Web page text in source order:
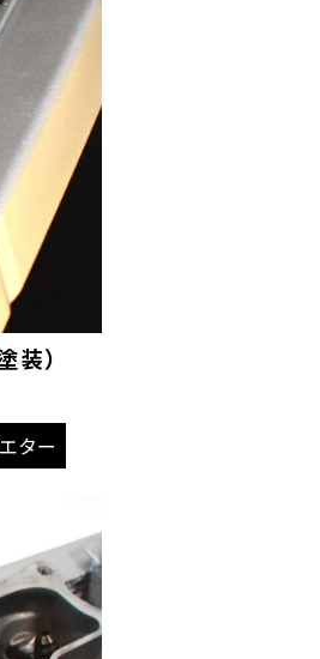
）
ター